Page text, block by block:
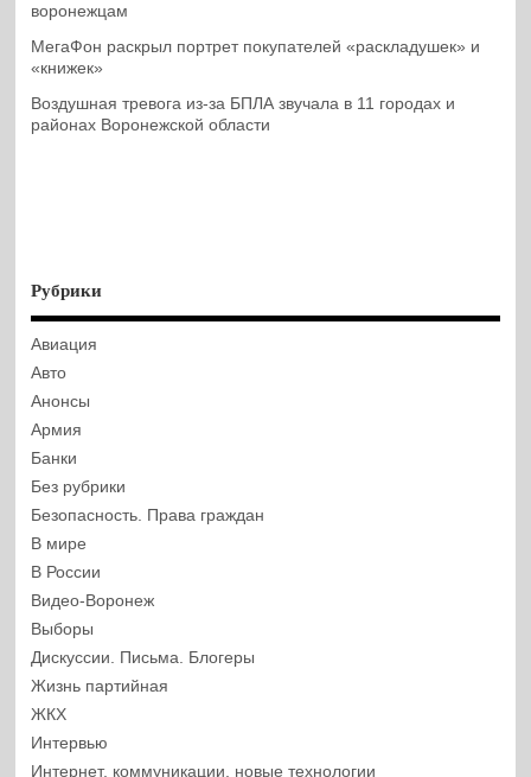
воронежцам
МегаФон раскрыл портрет покупателей «раскладушек» и
«книжек»
Воздушная тревога из-за БПЛА звучала в 11 городах и
районах Воронежской области
Рубрики
Авиация
Авто
Анонсы
Армия
Банки
Без рубрики
Безопасность. Права граждан
В мире
В России
Видео-Воронеж
Выборы
Дискуссии. Письма. Блогеры
Жизнь партийная
ЖКХ
Интервью
Интернет, коммуникации, новые технологии